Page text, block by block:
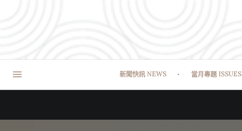
新聞快訊 NEWS 當月專題 ISSUES